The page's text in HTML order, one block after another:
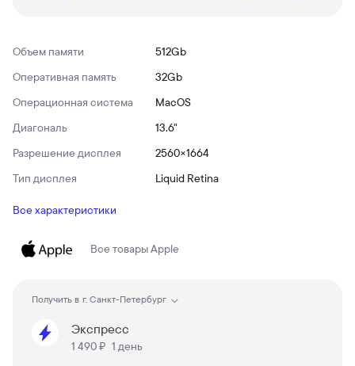
Объем памяти
512Gb
Оперативная память
32Gb
Операционная система
MacOS
Диагональ
13.6"
Разрешение дисплея
2560×1664
Тип дисплея
Liquid Retina
Все характеристики
Все товарыApple
Получить в г. Санкт-Петербург
Экспресс
1 490 ₽ 1 день